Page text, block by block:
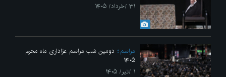
۳۱ /خرداد/ ۱۴۰۵
مراسم
دومین شب مراسم عزاداری ماه محرم
۱۴۰۵
۱ /تیر/ ۱۴۰۵